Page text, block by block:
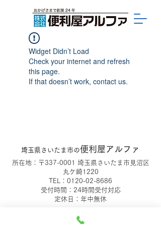
Widget Didn’t Load
Check your internet and refresh
this page.
If that doesn’t work, contact us.
埼玉県さいたま市の便利屋アルファ
所在地：〒337-0001 埼玉県さいたま市見沼区
丸ケ崎1220
TEL：0120-02-8686
受付時間：24時間受付対応
定休日：年中無休
©2022 便利屋アルファ.All Rights Reserved.